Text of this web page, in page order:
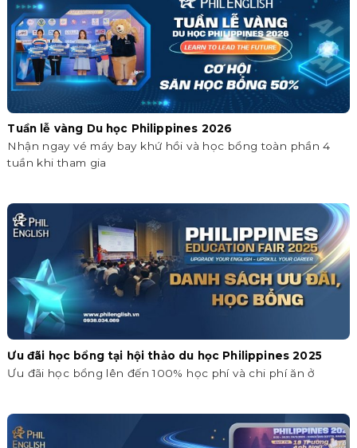
Tuần lễ vàng Du học Philippines 2026
Nhận ngay vé máy bay khứ hồi và học bổng toàn phần 4
tuần khi tham gia
Ưu đãi học bổng tại hội thảo du học Philippines 2025
Ưu đãi học bổng lên đến 100% học phí và chi phí ăn ở